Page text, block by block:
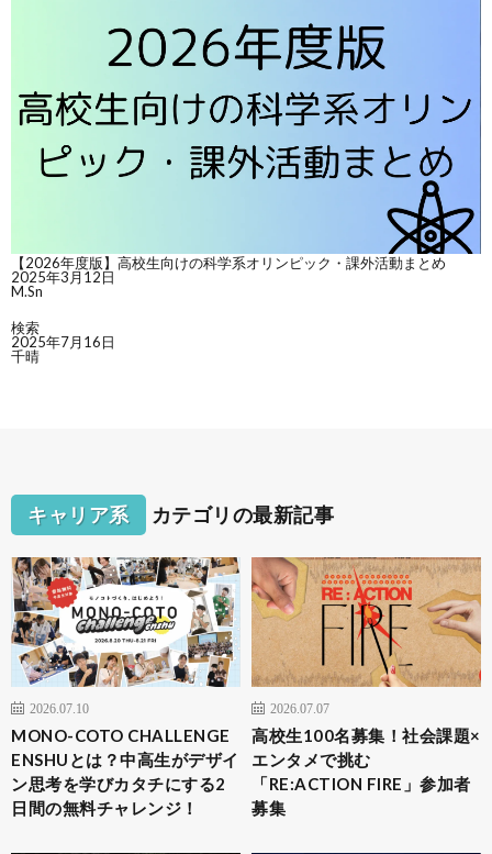
【2026年度版】高校生向けの科学系オリンピック・課外活動まとめ
2025年3月12日
M.Sn
検索
2025年7月16日
千晴
キャリア系 カテゴリの最新記事
2026.07.10
MONO-COTO CHALLENGE
ENSHUとは？中高生がデザイ
ン思考を学びカタチにする2
日間の無料チャレンジ！
2026.07.07
高校生100名募集！社会課題×
エンタメで挑む
「RE:ACTION FIRE」参加者
募集